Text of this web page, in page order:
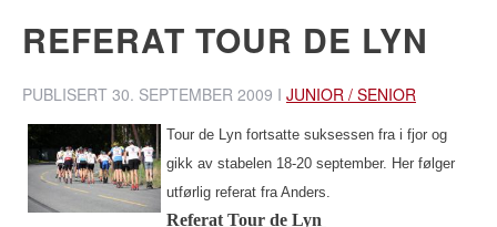
REFERAT TOUR DE LYN
PUBLISERT 30. SEPTEMBER 2009 I JUNIOR / SENIOR
Tour de Lyn fortsatte suksessen fra i fjor og
gikk av stabelen 18-20 september. Her følger
utførlig referat fra Anders.
Referat Tour de Lyn